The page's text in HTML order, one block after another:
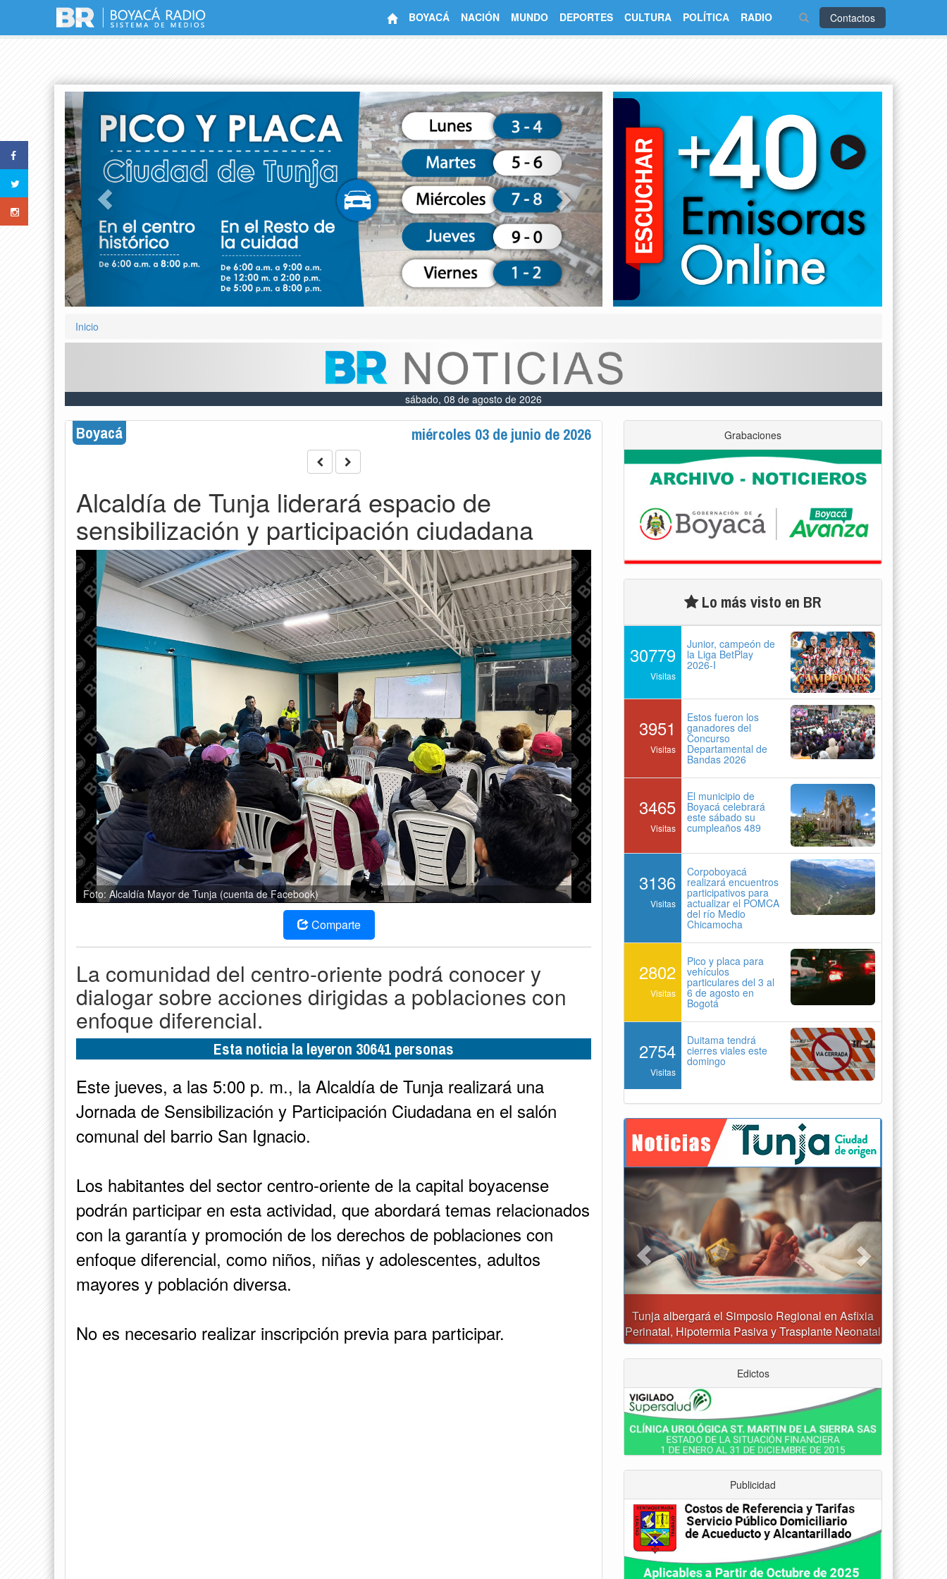
Contactos
BOYACÁ NACIÓN MUNDO DEPORTES CULTURA POLÍTICA RADIO
Next
Inicio
sábado, 08 de agosto de 2026
Boyacá miércoles 03 de junio de 2026
Alcaldía de Tunja liderará espacio de
sensibilización y participación ciudadana
Foto: Alcaldía Mayor de Tunja (cuenta de Facebook)
Comparte
La comunidad del centro-oriente podrá conocer y
dialogar sobre acciones dirigidas a poblaciones con
enfoque diferencial.
Esta noticia la leyeron 30641 personas
Este jueves, a las 5:00 p. m., la Alcaldía de Tunja realizará una
Jornada de Sensibilización y Participación Ciudadana en el salón
comunal del barrio San Ignacio.
Los habitantes del sector centro-oriente de la capital boyacense
podrán participar en esta actividad, que abordará temas relacionados
con la garantía y promoción de los derechos de poblaciones con
enfoque diferencial, como niños, niñas y adolescentes, adultos
mayores y población diversa.
No es necesario realizar inscripción previa para participar.
Grabaciones
Lo más visto en BR
30779
Visitas
Junior, campeón de
la Liga BetPlay
2026-I
3951
Visitas
Estos fueron los
ganadores del
Concurso
Departamental de
Bandas 2026
3465
Visitas
El municipio de
Boyacá celebrará
este sábado su
cumpleaños 489
3136
Visitas
Corpoboyacá
realizará encuentros
participativos para
actualizar el POMCA
del río Medio
Chicamocha
2802
Visitas
Pico y placa para
vehículos
particulares del 3 al
6 de agosto en
Bogotá
2754
Visitas
Duitama tendrá
cierres viales este
domingo
Reporte del tiempo en Boyacá para el sábado
Previous Next
Edictos
Publicidad